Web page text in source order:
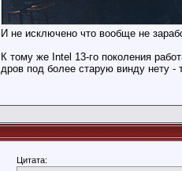
И не исключено что вообще не
К тому же Intel 13-го поколения
дров под более старую винду нету -
Цитата: